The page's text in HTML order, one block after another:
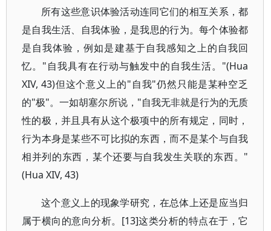
所有这些意识体验活动连同它们的相互关系，都
是自我生活、自我体验，是我思的行为。每个体验都
是自我体验，例如是建基于自我感知之上的自我回
忆。"自我具有在行动与触发中的自我生活。"(Hua
XIV, 43)但这个意义上的"自我"仍然只能是某种空乏
的"极"。一如胡塞尔所说，"自我无非就是行为的无质
性的极，并且具有从这个极项中的所有规定，同时，
行为本身是某些不可比拟的东西，而不是某个与自我
相并列的东西，某个还要与自我发生关联的东西。"
(Hua XIV, 43)
这个意义上的现象学研究，在总体上还是应当归
属于横向的意向分析。[13]这类分析的特点在于，它